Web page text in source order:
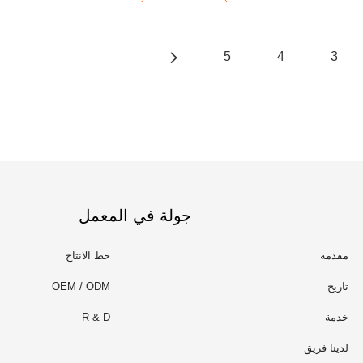
3
4
5
مقدمة
تاريخ
خدمة
لدينا فريق
جولة في المعمل
خط الانتاج
OEM / ODM
R & D